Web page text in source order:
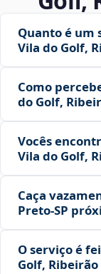
Quanto é um
Vila do Golf,
Como
do Golf,
Vocês
Vila do Golf,
Caça
Preto‑SP
O serviço é
Golf, Ribeirão